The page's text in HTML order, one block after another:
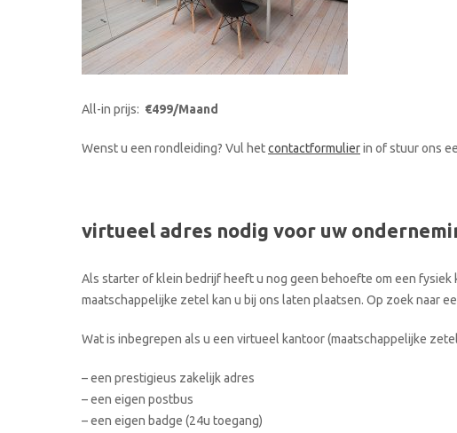
All-in prijs: €499/Maand
Wenst u een rondleiding? Vul hetcontactformulierin of stuur ons
virtueel adres nodig voor uw
Als starter of klein bedrijf heeft u nog geen behoefte om een
maatschappelijke zetel kan u bij ons laten plaatsen. Op zoek naar
Wat is inbegrepen als u een virtueel kantoor (maatschappelijke
– een prestigieus zakelijk adres
– een eigen postbus
– een eigen badge (24u toegang)